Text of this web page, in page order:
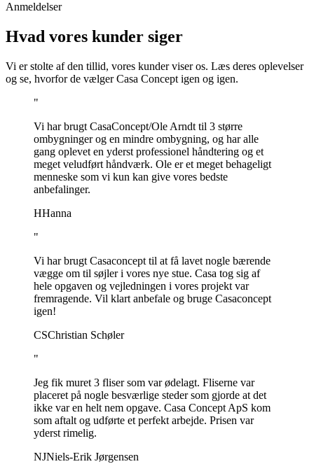
Anmeldelser
Hvad vores kunder siger
Vi er stolte af den tillid, vores kunder viser os. Læs deres oplevelser
og se, hvorfor de vælger Casa Concept igen og igen.
"
Vi har brugt CasaConcept/Ole Arndt til 3 større
ombygninger og en mindre ombygning, og har alle
gang oplevet en yderst professionel håndtering og et
meget veludført håndværk. Ole er et meget behageligt
menneske som vi kun kan give vores bedste
anbefalinger.
HHanna
"
Vi har brugt Casaconcept til at få lavet nogle bærende
vægge om til søjler i vores nye stue. Casa tog sig af
hele opgaven og vejledningen i vores projekt var
fremragende. Vil klart anbefale og bruge Casaconcept
igen!
CSChristian Schøler
"
Jeg fik muret 3 fliser som var ødelagt. Fliserne var
placeret på nogle besværlige steder som gjorde at det
ikke var en helt nem opgave. Casa Concept ApS kom
som aftalt og udførte et perfekt arbejde. Prisen var
yderst rimelig.
NJNiels-Erik Jørgensen